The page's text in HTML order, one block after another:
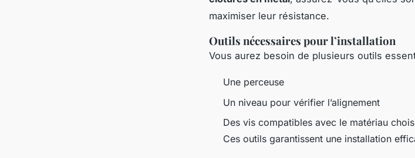
maximiser leur résistance.
Outils nécessaires pour l’installation
Vous aurez besoin de plusieurs outils
Une perceuse
Un niveau pour vérifier l’alignement
Des vis compatibles avec le matériau
Ces outils garantissent une installation